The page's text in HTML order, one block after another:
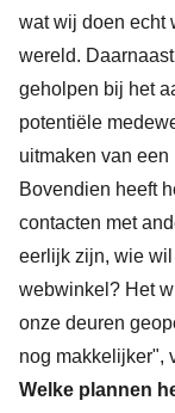
wat wij doen echt
wereld.
geholpen bij het
potentiële
uitmaken van een
Bovendien heeft
contacten met
eerlijk zijn, wie
webwinkel? Het
onze deuren
nog makkelijker",
Welke plannen